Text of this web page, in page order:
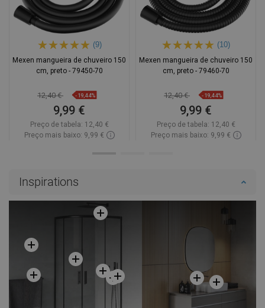
(9)
Mexen mangueira de chuveiro 150
cm, preto - 79450-70
12,40 € -19,44%
9,99 €
Preço de tabela: 12,40 €
Preço mais baixo: 9,99 €
(10)
Mexen mangueira de chuveiro 150
cm, preto - 79460-70
12,40 € -19,44%
9,99 €
Preço de tabela: 12,40 €
Preço mais baixo: 9,99 €
Inspirations